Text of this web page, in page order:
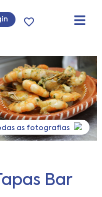
as fotografias
Bar